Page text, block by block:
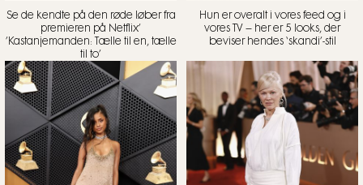
Se de kendte på den røde løber fra
premieren på Netflix’
’Kastanjemanden: Tælle til en, tælle
til to’
Hun er overalt i vores feed og i
vores TV – her er 5 looks, der
beviser hendes ‘skandi’-stil